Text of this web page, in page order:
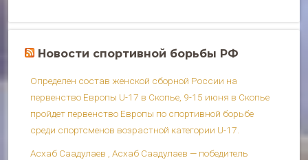
Новости спортивной борьбы РФ
Определен состав женской сборной России на
первенство Европы U-17 в Скопье, 9-15 июня в Скопье
пройдет первенство Европы по спортивной борьбе
среди спортсменов возрастной категории U-17.
Асхаб Саадулаев , Асхаб Саадулаев — победитель